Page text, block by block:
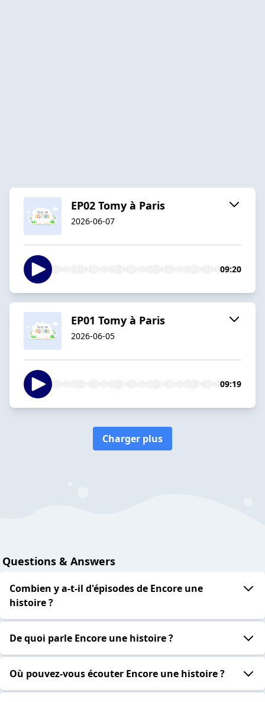
EP02 Tomy à Paris
2026-06-07
09:20
EP01 Tomy à Paris
2026-06-05
09:19
Charger plus
Questions & Answers
Combien y a-t-il d'épisodes de Encore une
histoire ?
De quoi parle Encore une histoire ?
Où pouvez-vous écouter Encore une histoire ?